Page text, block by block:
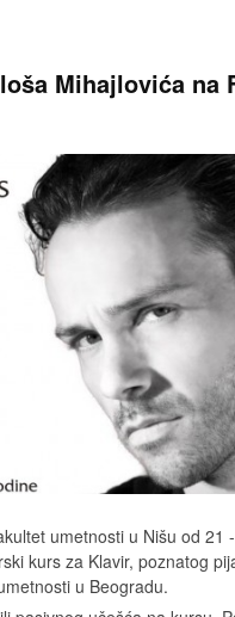
Mihajlovića na
umetnosti u Nišu od 21
kurs za Klavir, poznatog
u Beogradu.